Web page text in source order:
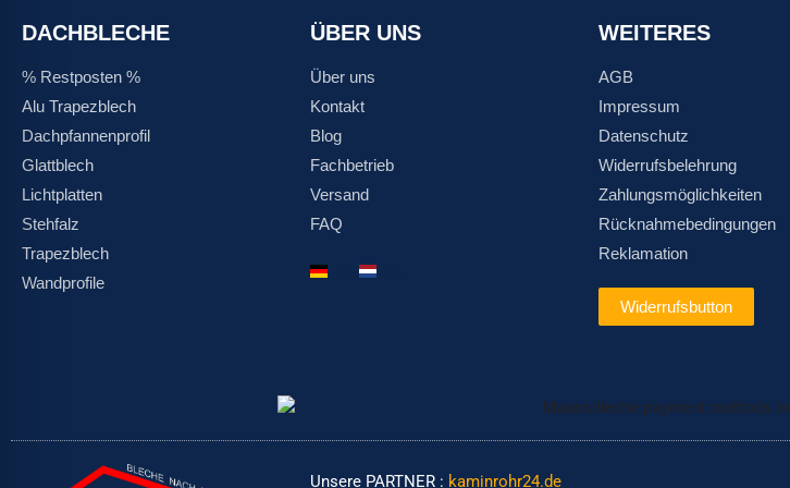
DACHBLECHE
% Restposten %
Alu Trapezblech
Dachpfannenprofil
Glattblech
Lichtplatten
Stehfalz
Trapezblech
Wandprofile
ÜBER UNS
Über uns
Kontakt
Blog
Fachbetrieb
Versand
FAQ
WEITERES
AGB
Impressum
Datenschutz
Widerrufsbelehrung
Zahlungsmöglichkeiten
Rücknahmebedingungen
Reklamation
Widerrufsbutton
Unsere PARTNER : kaminrohr24.de